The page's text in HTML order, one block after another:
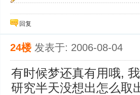
~~追~~
回复
24楼 发表于: 2006-08-04
有时候梦还真有用哦,
研究半天没想出怎么取